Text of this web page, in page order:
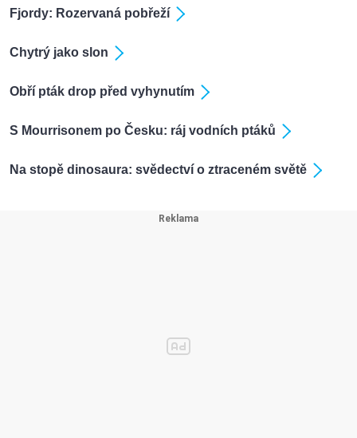
Fjordy: Rozervaná pobřeží
Chytrý jako slon
Obří pták drop před vyhynutím
S Mourrisonem po Česku: ráj vodních ptáků
Na stopě dinosaura: svědectví o ztraceném světě